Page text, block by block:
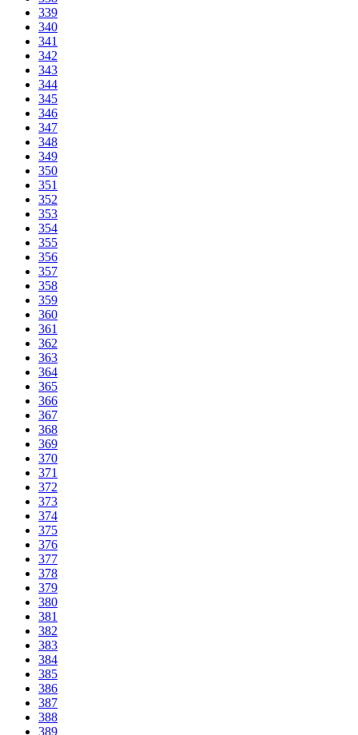
339
340
341
342
343
344
345
346
347
348
349
350
351
352
353
354
355
356
357
358
359
360
361
362
363
364
365
366
367
368
369
370
371
372
373
374
375
376
377
378
379
380
381
382
383
384
385
386
387
388
389